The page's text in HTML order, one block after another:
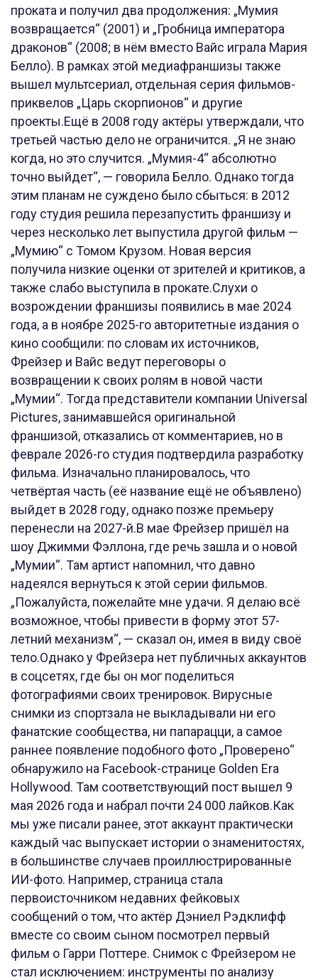
проката и получил два продолжения: „Мумия
возвращается“ (2001) и „Гробница императора
драконов“ (2008; в нём вместо Вайс играла Мария
Белло). В рамках этой медиафраншизы также
вышел мультсериал, отдельная серия фильмов-
приквелов „Царь скорпионов“ и другие
проекты.Ещё в 2008 году актёры утверждали, что
третьей частью дело не ограничится. „Я не знаю
когда, но это случится. „Мумия-4“ абсолютно
точно выйдет“, — говорила Белло. Однако тогда
этим планам не суждено было сбыться: в 2012
году студия решила перезапустить франшизу и
через несколько лет выпустила другой фильм —
„Мумию“ с Томом Крузом. Новая версия
получила низкие оценки от зрителей и критиков, а
также слабо выступила в прокате.Слухи о
возрождении франшизы появились в мае 2024
года, а в ноябре 2025-го авторитетные издания о
кино сообщили: по словам их источников,
Фрейзер и Вайс ведут переговоры о
возвращении к своих ролям в новой части
„Мумии“. Тогда представители компании Universal
Pictures, занимавшейся оригинальной
франшизой, отказались от комментариев, но в
феврале 2026-го студия подтвердила разработку
фильма. Изначально планировалось, что
четвёртая часть (её название ещё не объявлено)
выйдет в 2028 году, однако позже премьеру
перенесли на 2027-й.В мае Фрейзер пришёл на
шоу Джимми Фэллона, где речь зашла и о новой
„Мумии“. Там артист напомнил, что давно
надеялся вернуться к этой серии фильмов.
„Пожалуйста, пожелайте мне удачи. Я делаю всё
возможное, чтобы привести в форму этот 57-
летний механизм“, — сказал он, имея в виду своё
тело.Однако у Фрейзера нет публичных аккаунтов
в соцсетях, где бы он мог поделиться
фотографиями своих тренировок. Вирусные
снимки из спортзала не выкладывали ни его
фанатские сообщества, ни папарацци, а самое
раннее появление подобного фото „Проверено“
обнаружило на Facebook-странице Golden Era
Hollywood. Там соответствующий пост вышел 9
мая 2026 года и набрал почти 24 000 лайков.Как
мы уже писали ранее, этот аккаунт практически
каждый час выпускает истории о знаменитостях,
в большинстве случаев проиллюстрированные
ИИ-фото. Например, страница стала
первоисточником недавних фейковых
сообщений о том, что актёр Дэниел Рэдклифф
вместе со своим сыном посмотрел первый
фильм о Гарри Поттере. Снимок с Фрейзером не
стал исключением: инструменты по анализу